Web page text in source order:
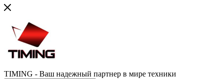
TIMING - Ваш надежный партнер в мире техники